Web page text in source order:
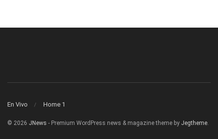
En Vivo Home 1
© 2026 JNews - Premium WordPress news & magazine theme by Jegtheme.